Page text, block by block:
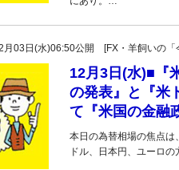
月03日(水)06:50公開 [FX・羊飼いの「
12月3日(水)■『
の発表』と『米
て『米国の金融
本日の為替相場の焦点
ドル、日本円、ユーロ